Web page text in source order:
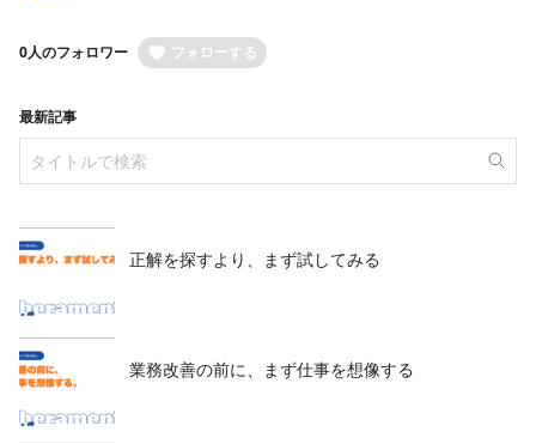
0人のフォロワー フォローする
最新記事
正解を探すより、まず試してみる
業務改善の前に、まず仕事を想像する